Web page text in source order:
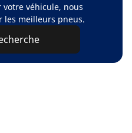
véhicule, nous
les meilleurs pneus.